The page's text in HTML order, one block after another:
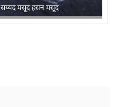
सय्यद मसूद हसन मसूद